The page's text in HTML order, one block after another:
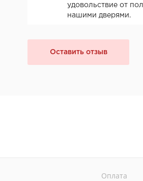
удовольствие от
нашими дверями.
Оставить отзыв
Оплата